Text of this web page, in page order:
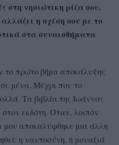
στη νησιώτικη ρίζα σου.
η σχέση σου με το
στα συναισθήματα
πρώτο βήμα αποκάλυψης
μένα. Μέχρι που το
Τα βιβλία της Ιωάννας
εκδότη. Όταν, λοιπόν
αποκαλύφθηκε μια άλλη
η ναυτοσύνη, η μοναξιά